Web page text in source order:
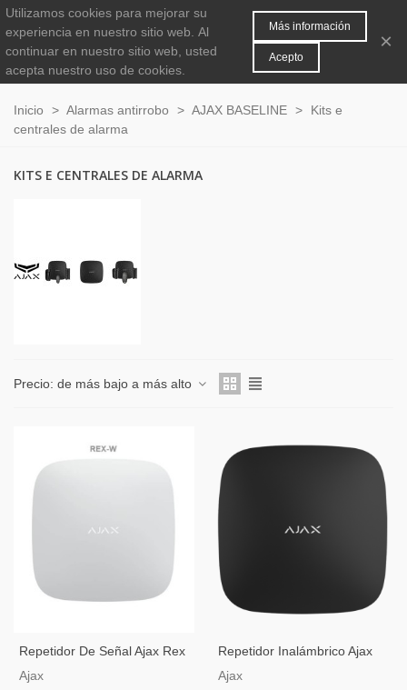
0
Inicio > Alarmas antirrobo > AJAX BASELINE >
Kits e
centrales de alarma
KITS E CENTRALES DE ALARMA
Precio: de más bajo a más alto
Repetidor De Señal Ajax Rex
Blanco
Ajax
Repetidor Inalámbrico Ajax
Rex Negro
Ajax
Utilizamos cookies para mejorar su
experiencia en nuestro sitio web. Al
continuar en nuestro sitio web, usted
acepta nuestro uso de cookies.
Más información
Acepto
×